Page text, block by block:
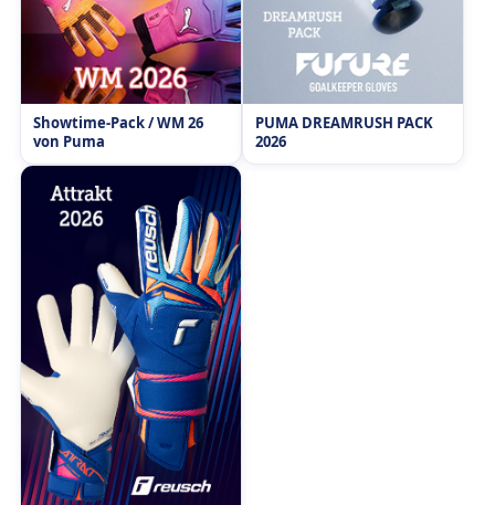
Showtime-Pack / WM 26
von Puma
PUMA DREAMRUSH PACK
2026